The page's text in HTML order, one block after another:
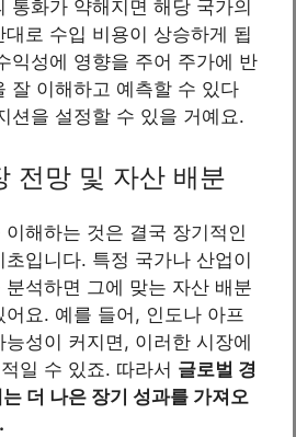
통화가 약해지면 해당 국가의
로 수입 비용이 상승하게 됩
익성에 영향을 주어 주가에 반
잘 이해하고 예측할 수 있다
션을 설정할 수 있을 거예요.
전망 및 자산 배분
해하는 것은 결국 장기적인
입니다. 특정 국가나 산업이
석하면 그에 맞는 자산 배분
요. 예를 들어, 인도나 아프
성이 커지면, 이러한 시장에
일 수 있죠. 따라서 글로벌 경
더 나은 장기 성과를 가져오